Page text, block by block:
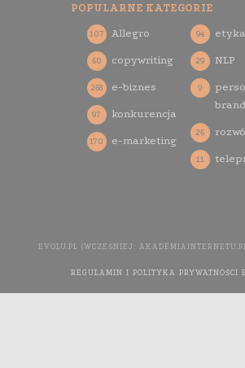
POPULARNE KATEGORIE
Allegro
107
copywriting
60
e-biznes
268
konkurencja
97
e-marketing
170
94
NLP
29
9
26
11
EVOLU.PL (WCZEŚNIEJ:
REGULAMIN I POLITYKA PRYWATNOŚCI